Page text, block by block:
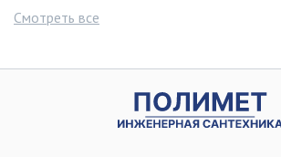
Смотреть все